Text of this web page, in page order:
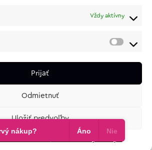
Vždy aktívny
Prijať
Odmietnuť
Uložiť predvoľby
tovaru
nákup? Áno Nie